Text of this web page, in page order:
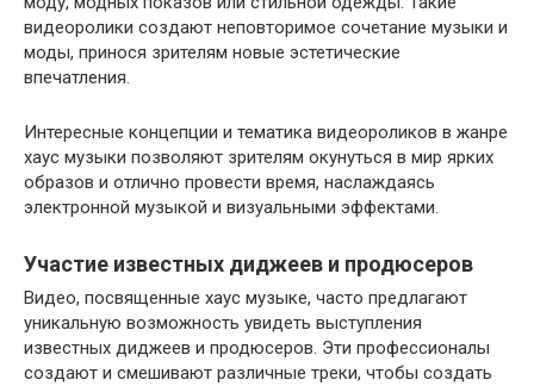
видеоролики создают неповторимое сочетание музыки и
моды, принося зрителям новые эстетические
впечатления.
Интересные концепции и тематика видеороликов в жанре
хаус музыки позволяют зрителям окунуться в мир ярких
образов и отлично провести время, наслаждаясь
электронной музыкой и визуальными эффектами.
Участие известных диджеев и продюсеров
Видео, посвященные хаус музыке, часто предлагают
уникальную возможность увидеть выступления
известных диджеев и продюсеров. Эти профессионалы
создают и смешивают различные треки, чтобы создать